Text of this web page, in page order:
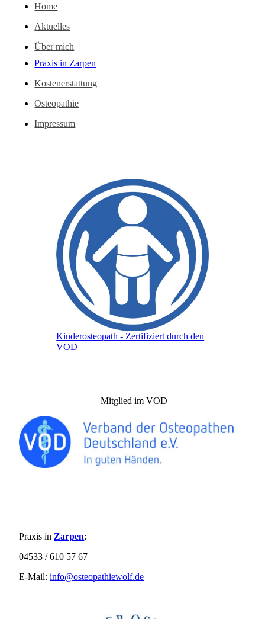
Home
Aktuelles
Über mich
Praxis in Zarpen
Kostenerstattung
Osteopathie
Impressum
Kinderosteopath - Zertifiziert durch den
VOD
Mitglied im VOD
Praxis in Zarpen:
04533 / 610 57 67
E-Mail:info@osteopathiewolf.de